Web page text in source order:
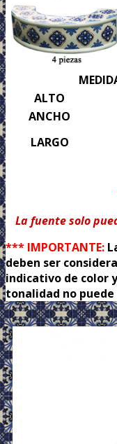
ALTO
ANCHO
LARGO
La fuente solo
*** IMPORTANTE:
deben ser
indicativo de color
tonalidad no